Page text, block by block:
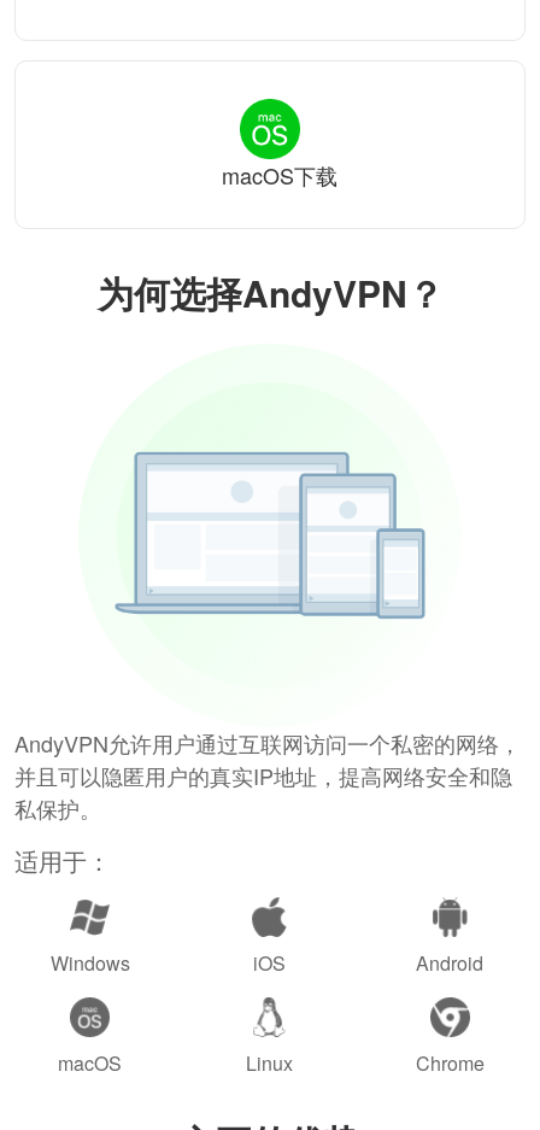
为何选择AndyVPN？
AndyVPN允许用户通过互联网访问一个私密的网络，
并且可以隐匿用户的真实IP地址，提高网络安全和隐
私保护。
适用于：
Windows iOS Android
macOS Linux Chrome
macOS下载